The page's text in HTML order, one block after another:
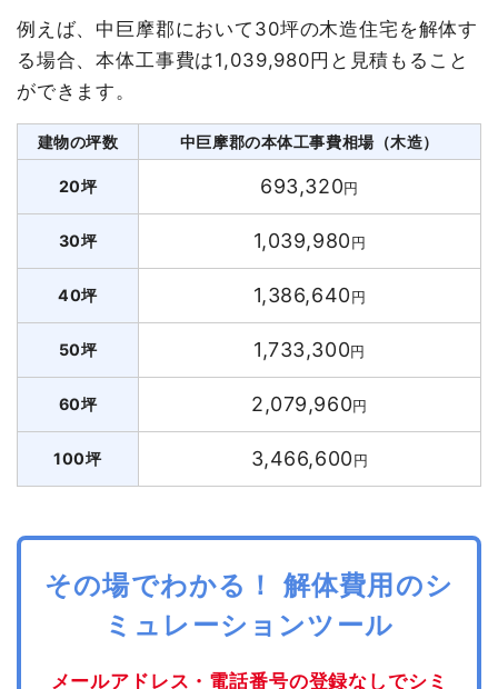
例えば、中巨摩郡において30坪の木造住宅を解体す
る場合、本体工事費は1,039,980円と見積もること
ができます。
建物の坪数 中巨摩郡の本体工事費相場（木造）
20坪 693,320円
30坪 1,039,980円
40坪 1,386,640円
50坪 1,733,300円
60坪 2,079,960円
100坪 3,466,600円
その場でわかる！ 解体費用のシ
ミュレーションツール
メールアドレス・電話番号の登録なしでシミ